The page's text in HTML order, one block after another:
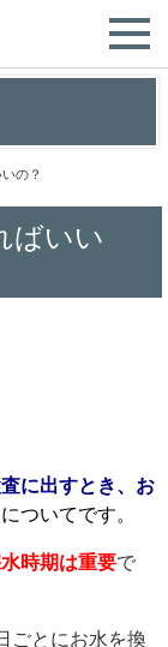
いの？
ばいい
に出すとき、お
についてです。
時期は重要で
ごとにお水を換